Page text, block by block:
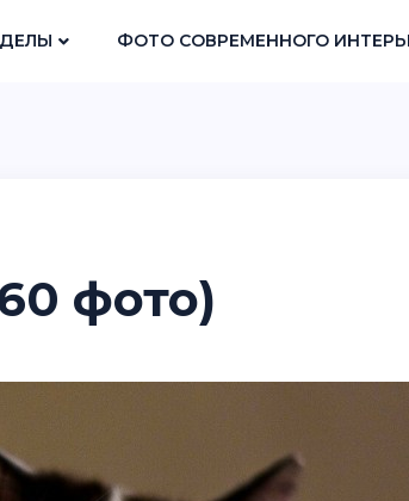
ФОТО СОВРЕМЕННОГО
фото)